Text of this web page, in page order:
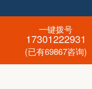
一键拨号
17301222931
(已有69867咨询)